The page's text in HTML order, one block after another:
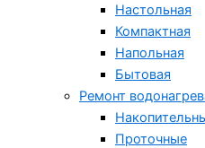
Настольная
Компактная
Напольная
Бытовая
Ремонт
Проточные